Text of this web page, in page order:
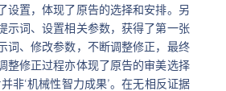
设置，体现了原告的选择和安排。另
示词、设置相关参数，获得了第一张
词、修改参数，不断调整修正，最终
整修正过程亦体现了原告的审美选择
非‘机械性智力成果’。在无相反证据